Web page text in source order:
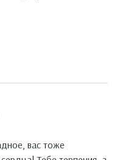
вас тоже